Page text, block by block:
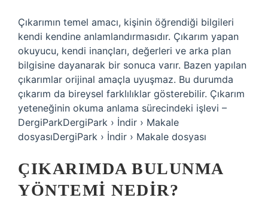
Çıkarımın temel amacı, kişinin öğrendiği bilgileri
kendi kendine anlamlandırmasıdır. Çıkarım yapan
okuyucu, kendi inançları, değerleri ve arka plan
bilgisine dayanarak bir sonuca varır. Bazen yapılan
çıkarımlar orijinal amaçla uyuşmaz. Bu durumda
çıkarım da bireysel farklılıklar gösterebilir. Çıkarım
yeteneğinin okuma anlama sürecindeki işlevi –
DergiParkDergiPark › İndir › Makale
dosyasıDergiPark › İndir › Makale dosyası
ÇIKARIMDA BULUNMA
YÖNTEMI NEDIR?